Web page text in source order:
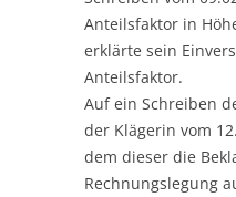
Anteilsfaktor in
erklärte sein
Anteilsfaktor.
Auf ein Schreiben
der Klägerin vom
dem dieser die
Rechnungslegung